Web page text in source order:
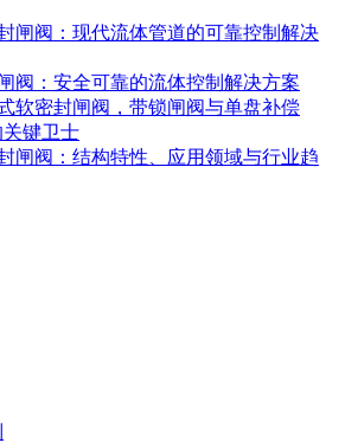
闸阀：现代流体管道的可靠控制解决
阀：安全可靠的流体控制解决方案
软密封闸阀，带锁闸阀与单盘补偿
键卫士
闸阀：结构特性、应用领域与行业趋